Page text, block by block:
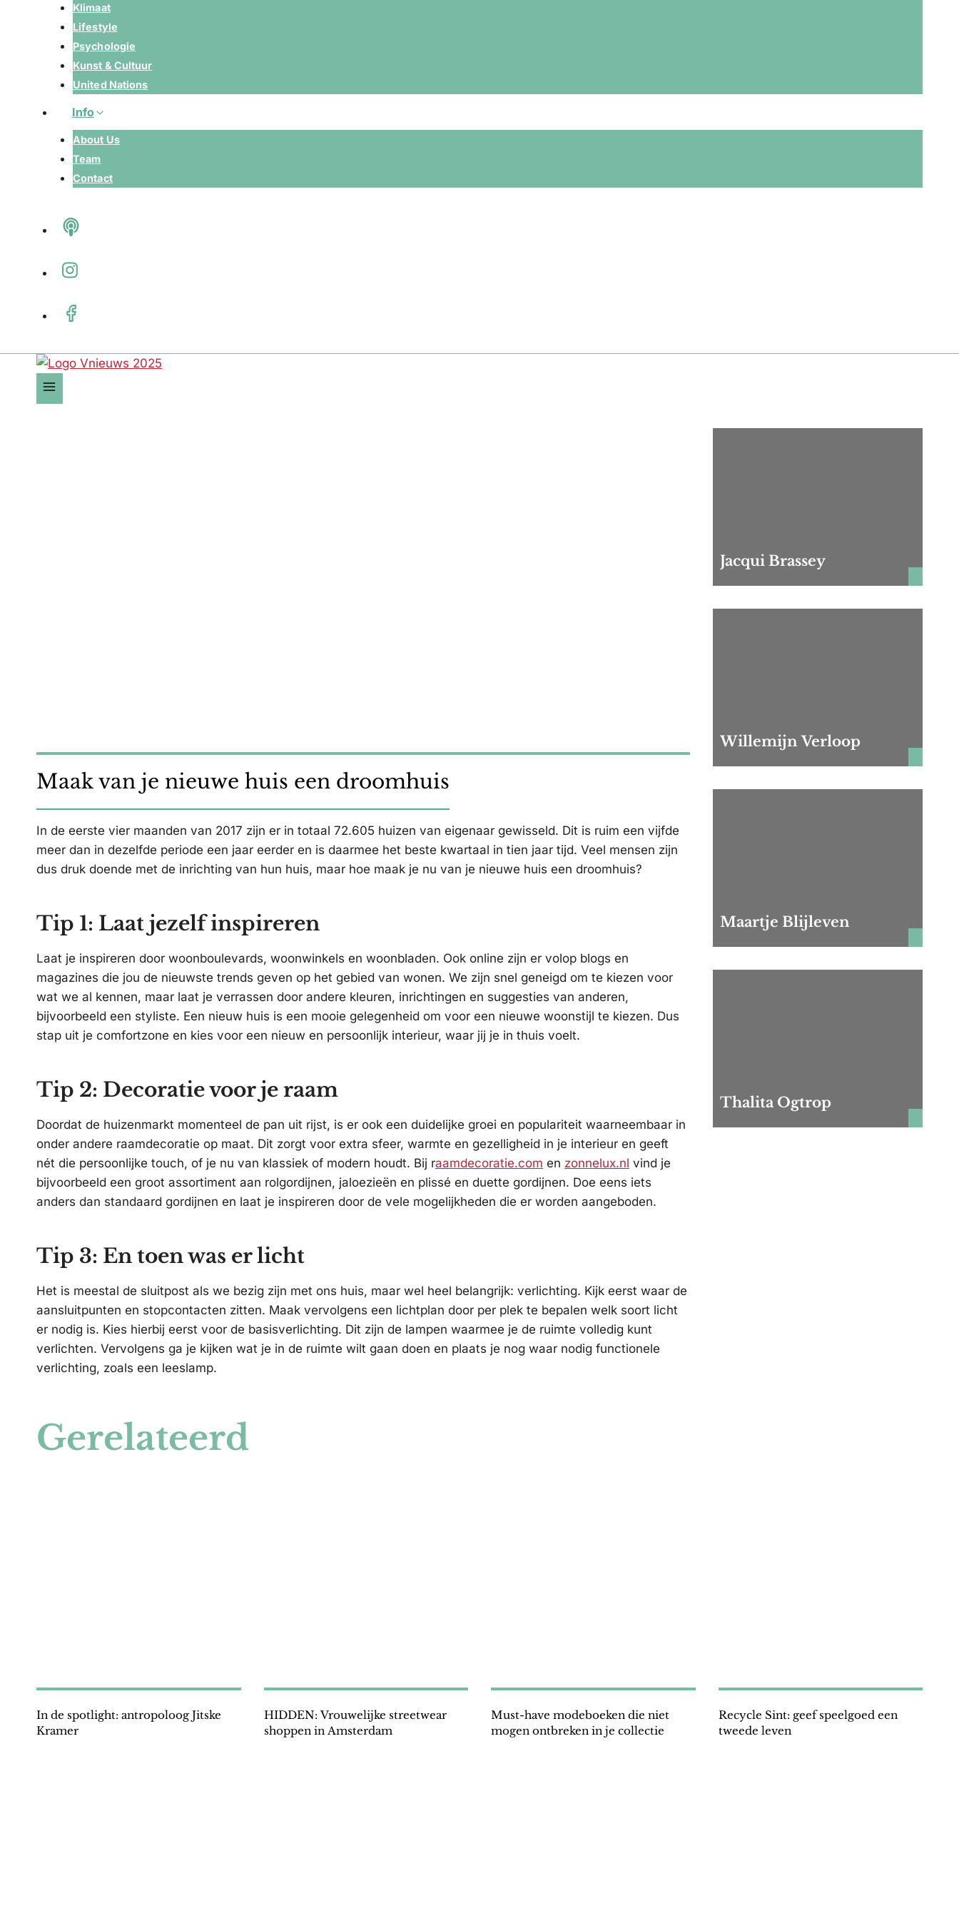
Klimaat
Lifestyle
Psychologie
Kunst & Cultuur
United Nations
Info
About Us
Team
Contact
Maak van je nieuwe huis een droomhuis
In de eerste vier maanden van 2017 zijn er in totaal 72.605 huizen van eigenaar gewisseld. Dit is ruim een vijfde
meer dan in dezelfde periode een jaar eerder en is daarmee het beste kwartaal in tien jaar tijd. Veel mensen zijn
dus druk doende met de inrichting van hun huis, maar hoe maak je nu van je nieuwe huis een droomhuis?
Tip 1: Laat jezelf inspireren
Laat je inspireren door woonboulevards, woonwinkels en woonbladen. Ook online zijn er volop blogs en
magazines die jou de nieuwste trends geven op het gebied van wonen. We zijn snel geneigd om te kiezen voor
wat we al kennen, maar laat je verrassen door andere kleuren, inrichtingen en suggesties van anderen,
bijvoorbeeld een styliste. Een nieuw huis is een mooie gelegenheid om voor een nieuwe woonstijl te kiezen. Dus
stap uit je comfortzone en kies voor een nieuw en persoonlijk interieur, waar jij je in thuis voelt.
Tip 2: Decoratie voor je raam
Doordat de huizenmarkt momenteel de pan uit rijst, is er ook een duidelijke groei en populariteit waarneembaar in
onder andere raamdecoratie op maat. Dit zorgt voor extra sfeer, warmte en gezelligheid in je interieur en geeft
nét die persoonlijke touch, of je nu van klassiek of modern houdt. Bij raamdecoratie.com en zonnelux.nl vind je
bijvoorbeeld een groot assortiment aan rolgordijnen, jaloezieën en plissé en duette gordijnen. Doe eens iets
anders dan standaard gordijnen en laat je inspireren door de vele mogelijkheden die er worden aangeboden.
Tip 3: En toen was er licht
Het is meestal de sluitpost als we bezig zijn met ons huis, maar wel heel belangrijk: verlichting. Kijk eerst waar de
aansluitpunten en stopcontacten zitten. Maak vervolgens een lichtplan door per plek te bepalen welk soort licht
er nodig is. Kies hierbij eerst voor de basisverlichting. Dit zijn de lampen waarmee je de ruimte volledig kunt
verlichten. Vervolgens ga je kijken wat je in de ruimte wilt gaan doen en plaats je nog waar nodig functionele
verlichting, zoals een leeslamp.
Jacqui Brassey
Willemijn Verloop
Maartje Blijleven
Thalita Ogtrop
Gerelateerd
In de spotlight: antropoloog Jitske
Kramer
HIDDEN: Vrouwelijke streetwear
shoppen in Amsterdam
Must-have modeboeken die niet
mogen ontbreken in je collectie
Recycle Sint: geef speelgoed een
tweede leven